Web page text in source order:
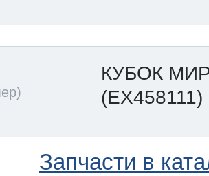
КУБОК
(EX458111)
Запчасти в